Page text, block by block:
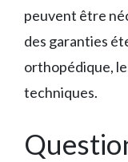
peuvent être
des garanties
orthopédique,
techniques.